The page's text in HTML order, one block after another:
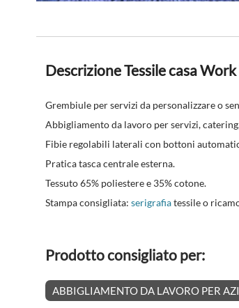
Descrizione Tessile casa
Grembiule per servizi da personalizzare o
Abbigliamento da lavoro per servizi,
Fibie regolabili laterali con bottoni
Pratica tasca centrale esterna.
Tessuto 65% poliestere e 35% cotone.
Stampa consigliata:serigrafiatessile o
Prodotto consigliato per:
ABBIGLIAMENTO DA LAVORO PER